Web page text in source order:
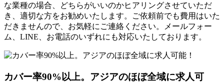
な業種の場合、どちらがいいのかヒアリングさせていただ
き、適切な方をお勧めいたします。ご依頼前でも費用はいた
だきませんので、お気軽にご連絡ください。メールフォー
ム、LINE、お電話のいずれにも対応いたしております。
カバー率90%以上。アジアのほぼ全域に求人可